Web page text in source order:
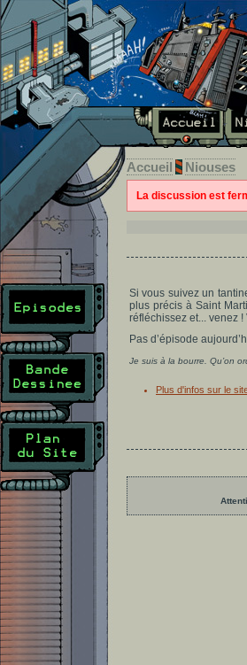
Accueil Niouses
La discussion est
Si vous suivez un
plus précis à Saint
réfléchissez et... venez
Pas d’épisode
Je suis à la bourre. Qu’on
Plus d'infos sur le